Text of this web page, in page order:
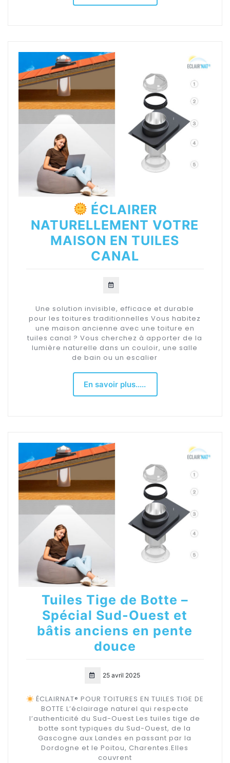
ÉCLAIRER
NATURELLEMENT VOTRE
MAISON EN TUILES
CANAL
Une solution invisible, efficace et durable
pour les toitures traditionnelles Vous habitez
une maison ancienne avec une toiture en
tuiles canal ? Vous cherchez à apporter de la
lumière naturelle dans un couloir, une salle
de bain ou un escalier
En savoir plus.....
Tuiles Tige de Botte –
Spécial Sud-Ouest et
bâtis anciens en pente
douce
25 avril 2025
ÉCLAIRNAT® POUR TOITURES EN TUILES TIGE DE
BOTTE L’éclairage naturel qui respecte
l’authenticité du Sud-Ouest Les tuiles tige de
botte sont typiques du Sud-Ouest, de la
Gascogne aux Landes en passant par la
Dordogne et le Poitou, Charentes.Elles
couvrent